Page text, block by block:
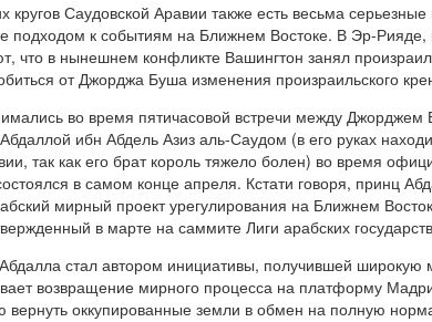
Саудовской Аравии также есть весьма серьезные
подходом к событиям на Ближнем Востоке. В Эр-Рияде,
что в нынешнем конфликте Вашингтон занял
от Джорджа Буша изменения произраильского
во время пятичасовой встречи между
ибн Абдель Азиз аль-Саудом (в его руках
так как его брат король тяжело болен) во время
в самом конце апреля. Кстати говоря, принц
мирный проект урегулирования на Ближнем
в марте на саммите Лиги арабских
стал автором инициативы, получившей широкую
возвращение мирного процесса на платформу
вернуть оккупированные земли в обмен на полную